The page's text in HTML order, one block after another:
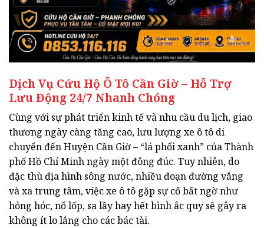
Dịch Vụ Cứu Hộ Ô Tô Cần Giờ – Hỗ Trợ
Lưu Động 24/7 Nhanh Chóng
Cùng với sự phát triển kinh tế và nhu cầu du lịch, giao
thương ngày càng tăng cao, lưu lượng xe ô tô di
chuyển đến Huyện Cần Giờ – “lá phổi xanh” của Thành
phố Hồ Chí Minh ngày một đông đúc. Tuy nhiên, do
đặc thù địa hình sông nước, nhiều đoạn đường vắng
và xa trung tâm, việc xe ô tô gặp sự cố bất ngờ như
hỏng hóc, nổ lốp, sa lầy hay hết bình ắc quy sẽ gây ra
không ít lo lắng cho các bác tài.